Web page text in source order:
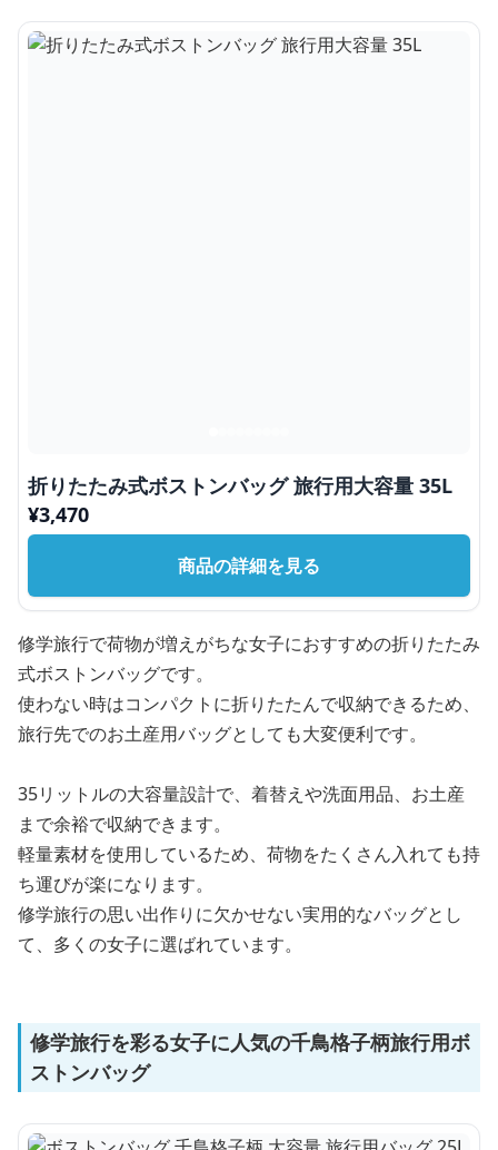
折りたたみ式ボストンバッグ 旅行用大容量 35L
¥3,470
商品の詳細を見る
修学旅行で荷物が増えがちな女子におすすめの折りたたみ
式ボストンバッグです。
使わない時はコンパクトに折りたたんで収納できるため、
旅行先でのお土産用バッグとしても大変便利です。
35リットルの大容量設計で、着替えや洗面用品、お土産
まで余裕で収納できます。
軽量素材を使用しているため、荷物をたくさん入れても持
ち運びが楽になります。
修学旅行の思い出作りに欠かせない実用的なバッグとし
て、多くの女子に選ばれています。
修学旅行を彩る女子に人気の千鳥格子柄旅行用ボ
ストンバッグ